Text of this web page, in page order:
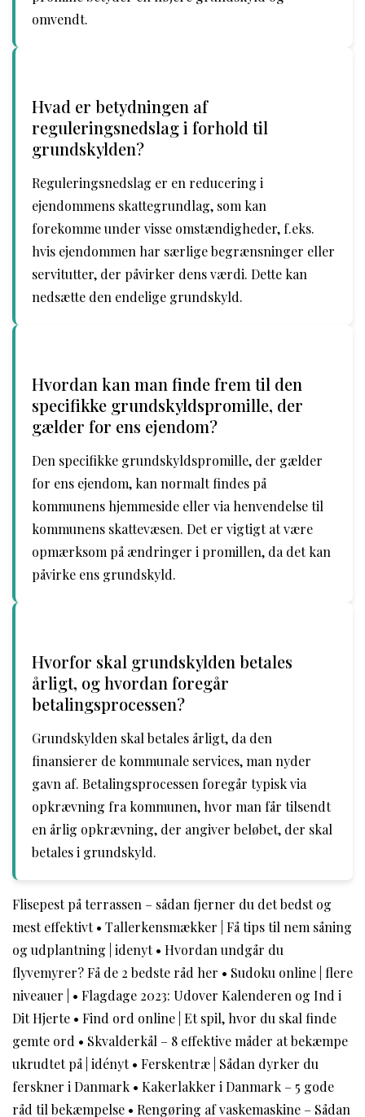
omvendt.
Hvad er betydningen af
reguleringsnedslag i forhold til
grundskylden?
Reguleringsnedslag er en reducering i
ejendommens skattegrundlag, som kan
forekomme under visse omstændigheder, f.eks.
hvis ejendommen har særlige begrænsninger eller
servitutter, der påvirker dens værdi. Dette kan
nedsætte den endelige grundskyld.
Hvordan kan man finde frem til den
specifikke grundskyldspromille, der
gælder for ens ejendom?
Den specifikke grundskyldspromille, der gælder
for ens ejendom, kan normalt findes på
kommunens hjemmeside eller via henvendelse til
kommunens skattevæsen. Det er vigtigt at være
opmærksom på ændringer i promillen, da det kan
påvirke ens grundskyld.
Hvorfor skal grundskylden betales
årligt, og hvordan foregår
betalingsprocessen?
Grundskylden skal betales årligt, da den
finansierer de kommunale services, man nyder
gavn af. Betalingsprocessen foregår typisk via
opkrævning fra kommunen, hvor man får tilsendt
en årlig opkrævning, der angiver beløbet, der skal
betales i grundskyld.
Flisepest på terrassen – sådan fjerner du det bedst og
mest effektivt• Tallerkensmækker | Få tips til nem såning
og udplantning | idenyt• Hvordan undgår du
flyvemyrer? Få de 2 bedste råd her • Sudoku online | flere
niveauer |
• Flagdage 2023: Udover Kalenderen og Ind i
Dit Hjerte • Find ord online | Et spil, hvor du skal finde
gemte ord • Skvalderkål – 8 effektive måder at bekæmpe
ukrudtet på | idényt• Ferskentræ | Sådan dyrker du
ferskner i Danmark • Kakerlakker i Danmark – 5 gode
råd til bekæmpelse • Rengøring af vaskemaskine – Sådan